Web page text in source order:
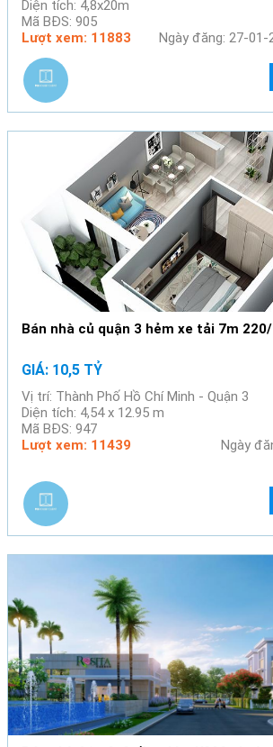
Diện tích: 4,8x20m
Mã BĐS: 905
Lượt xem: 11883
Ngày đăng: 27-01-
Bán nhà củ quận 3 hẻm xe tải 7m
GIÁ: 10,5 TỶ
Vị trí: Thành Phố Hồ Chí Minh - Quận 3
Diện tích: 4,54 x 12.95 m
Mã BĐS: 947
Lượt xem: 11439
Ngày